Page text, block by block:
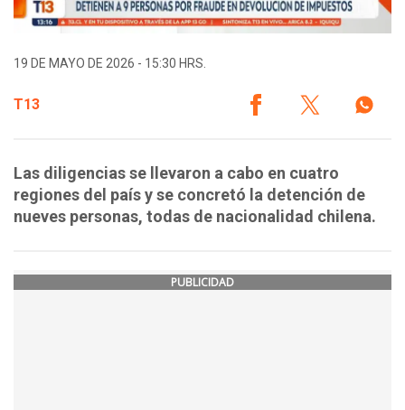
19 DE MAYO DE 2026 - 15:30 HRS.
T13
Las diligencias se llevaron a cabo en cuatro
regiones del país y se concretó la detención de
nueves personas, todas de nacionalidad chilena.
PUBLICIDAD